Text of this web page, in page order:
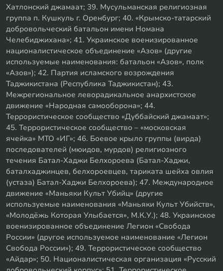
Хатлонский джамаат; 39. Мусульманская религиозная
группа п. Кушкуль г. Оренбург; 40. «Крымско-татарский
добровольческий батальон имени Номана
Челебиджихана»; 41. Украинское военизированное
националистическое объединение «Азов» (другие
используемые наименования: батальон «Азов», полк
«Азов»); 42. Партия исламского возрождения
Таджикистана (Республика Таджикистан); 43.
Межрегиональное леворадикальное анархистское
движение «Народная самооборона»; 44.
Террористическое сообщество «Дуббайский джамаат»;
45. Террористическое сообщество – «московская
ячейка» МТО «ИГ»; 46. Боевое крыло группы (вирда)
последователей (мюидов, мурдов) религиозного
течения Батал-Хаджи Белхороева (Батал-Хаджи,
баталхаджинцев, белхороевцев, тариката шейха овлия
(устаза) Батал-Хаджи Белхороева); 47. Международное
движение «Маньяки Культ Убийц» (другие
используемые наименования «Маньяки Культ Убийств»,
«Молодёжь Которая Улыбается», М.К.У.); 48. Украинское
военизированное объединение Легион «Свобода
России» (другое используемое наименование «Легион
Свобода России»); 49. Террористическое сообщество
«Айдар»; 50. Националистическая организация «Русский